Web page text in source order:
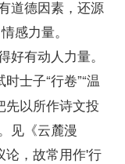
道德因素，还源
感力量。
好有动人力量。
士子“行卷”“温
先以所作诗文投
见《云麓漫
论，故常用作'行